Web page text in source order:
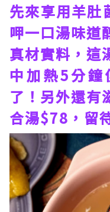
先來享用羊肚
呷一口湯味道
真材實料，這
中加熱5分鐘
了！另外還有
合湯$78，留